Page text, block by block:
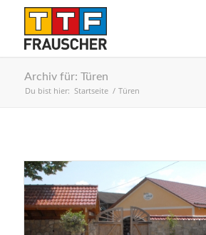
Archiv für: Türen
Du bist hier: Startseite / Türen